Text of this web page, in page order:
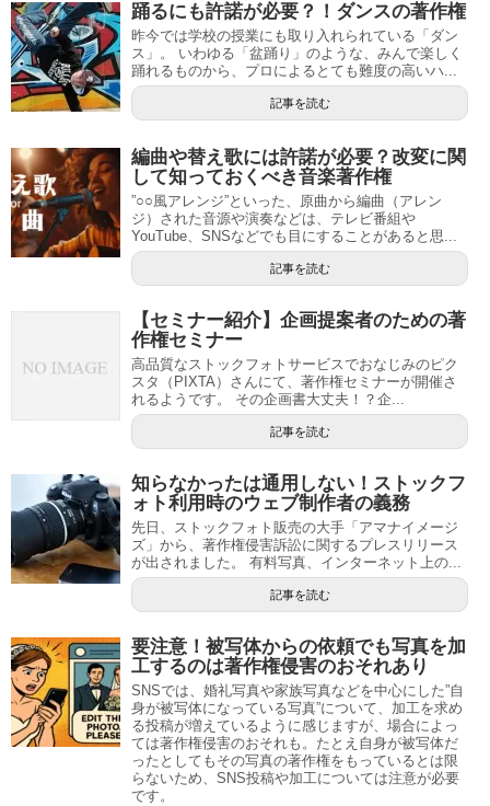
踊るにも許諾が必要？！ダンスの著作権
昨今では学校の授業にも取り入れられている「ダン
ス」。 いわゆる「盆踊り」のような、みんで楽しく
踊れるものから、プロによるとても難度の高いハ...
記事を読む
編曲や替え歌には許諾が必要？改変に関
して知っておくべき音楽著作権
”○○風アレンジ”といった、原曲から編曲（アレン
ジ）された音源や演奏などは、テレビ番組や
YouTube、SNSなどでも目にすることがあると思...
記事を読む
【セミナー紹介】企画提案者のための著
作権セミナー
高品質なストックフォトサービスでおなじみのピク
スタ（PIXTA）さんにて、著作権セミナーが開催さ
れるようです。 その企画書大丈夫！？企...
記事を読む
知らなかったは通用しない！ストックフ
ォト利用時のウェブ制作者の義務
先日、ストックフォト販売の大手「アマナイメージ
ズ」から、著作権侵害訴訟に関するプレスリリース
が出されました。 有料写真、インターネット上の...
記事を読む
要注意！被写体からの依頼でも写真を加
工するのは著作権侵害のおそれあり
SNSでは、婚礼写真や家族写真などを中心にした”自
身が被写体になっている写真”について、加工を求め
る投稿が増えているように感じますが、場合によっ
ては著作権侵害のおそれも。たとえ自身が被写体だ
ったとしてもその写真の著作権をもっているとは限
らないため、SNS投稿や加工については注意が必要
です。